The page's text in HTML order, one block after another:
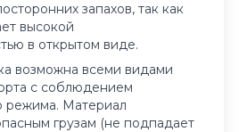
запахов, так как
высокой
в открытом виде.
возможна всеми видами
с соблюдением
режима. Материал
грузам (не подпадает